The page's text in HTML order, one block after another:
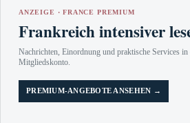
ANZEIGE · FRANCE PREMIUM
Frankreich intensiver
Nachrichten, Einordnung und praktische Services in
Mitgliedskonto.
PREMIUM-ANGEBOTE ANSEHEN →